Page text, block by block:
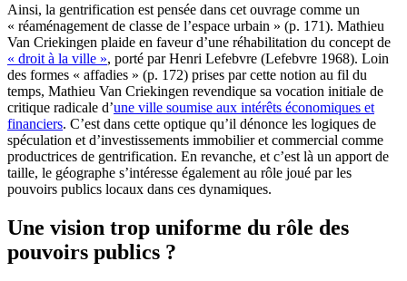
Ainsi, la gentrification est pensée dans cet ouvrage comme un
« réaménagement de classe de l’espace urbain » (p. 171). Mathieu
Van Criekingen plaide en faveur d’une réhabilitation du concept de
« droit à la ville », porté par Henri Lefebvre (Lefebvre 1968). Loin
des formes « affadies » (p. 172) prises par cette notion au fil du
temps, Mathieu Van Criekingen revendique sa vocation initiale de
critique radicale d’une ville soumise aux intérêts économiques et
financiers. C’est dans cette optique qu’il dénonce les logiques de
spéculation et d’investissements immobilier et commercial comme
productrices de gentrification. En revanche, et c’est là un apport de
taille, le géographe s’intéresse également au rôle joué par les
pouvoirs publics locaux dans ces dynamiques.
Une vision trop uniforme du rôle des
pouvoirs publics ?